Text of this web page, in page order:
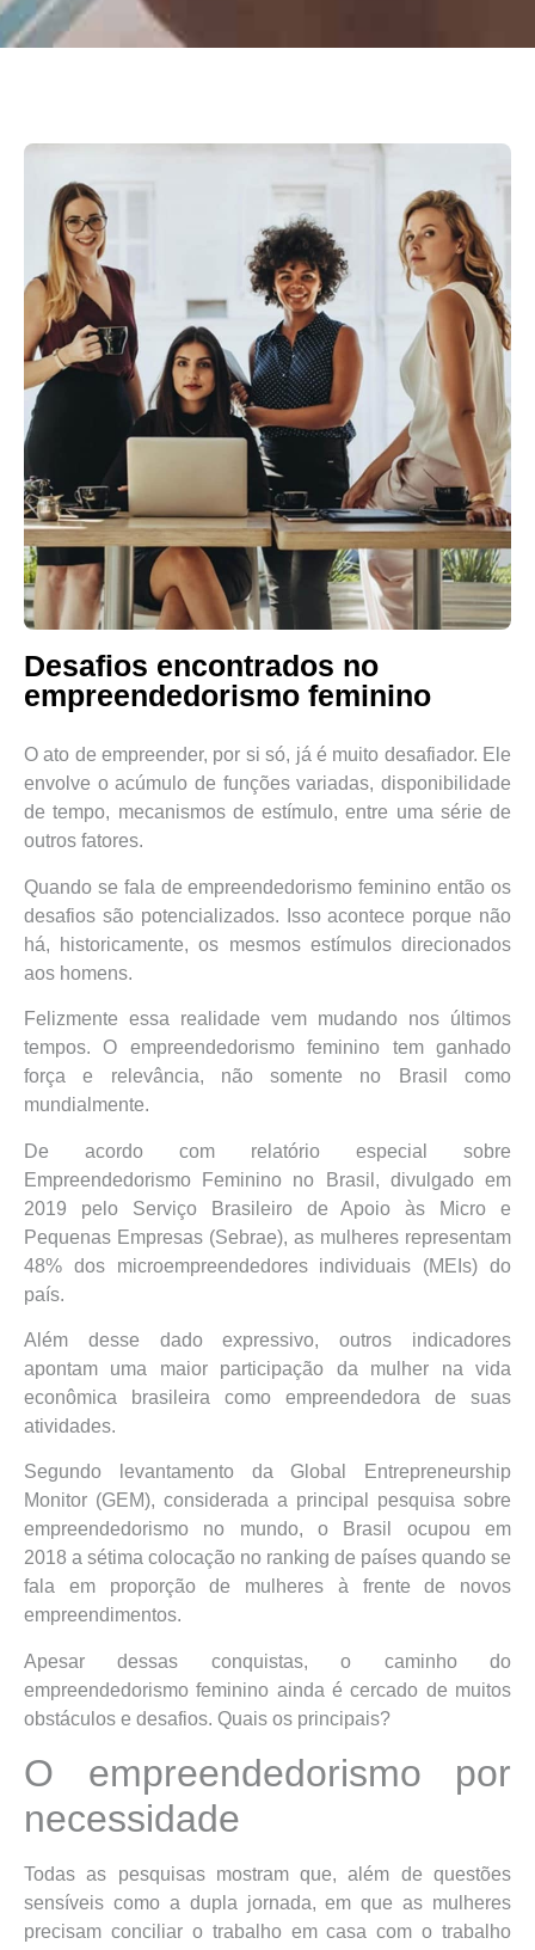
Desafios encontrados no
empreendedorismo feminino
O ato de empreender, por si só, já é muito desafiador. Ele
envolve o acúmulo de funções variadas, disponibilidade
de tempo, mecanismos de estímulo, entre uma série de
outros fatores.
Quando se fala de empreendedorismo feminino então os
desafios são potencializados. Isso acontece porque não
há, historicamente, os mesmos estímulos direcionados
aos homens.
Felizmente essa realidade vem mudando nos últimos
tempos. O empreendedorismo feminino tem ganhado
força e relevância, não somente no Brasil como
mundialmente.
De acordo com relatório especial sobre
Empreendedorismo Feminino no Brasil, divulgado em
2019 pelo Serviço Brasileiro de Apoio às Micro e
Pequenas Empresas (Sebrae), as mulheres representam
48% dos microempreendedores individuais (MEIs) do
país.
Além desse dado expressivo, outros indicadores
apontam uma maior participação da mulher na vida
econômica brasileira como empreendedora de suas
atividades.
Segundo levantamento da Global Entrepreneurship
Monitor (GEM), considerada a principal pesquisa sobre
empreendedorismo no mundo, o Brasil ocupou em
2018 a sétima colocação no ranking de países quando se
fala em proporção de mulheres à frente de novos
empreendimentos.
Apesar dessas conquistas, o caminho do
empreendedorismo feminino ainda é cercado de muitos
obstáculos e desafios. Quais os principais?
O empreendedorismo por
necessidade
Todas as pesquisas mostram que, além de questões
sensíveis como a dupla jornada, em que as mulheres
precisam conciliar o trabalho em casa com o trabalho